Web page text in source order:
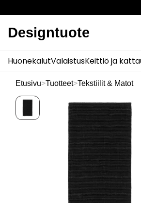
Designtuote
HuonekalutValaistusKeittiö ja
Etusivu>Tuotteet>Tekstiilit & Matot